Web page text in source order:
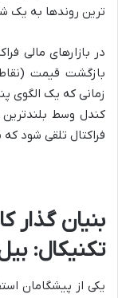
ترین روندها به یک
در بازارهای مالی
بازگشت قیمت
زمانی که یک الگوی
کندل وسط بلندترین
فراکتال تلقی شود
بنیان گذار
تکنیکال:
یکی از پیشگامان